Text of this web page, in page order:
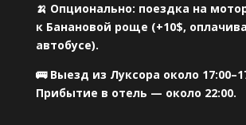
🍌 Опционально: поездка на
к Банановой роще (+10$,
автобусе).
🚌 Выезд из Луксора около
Прибытие в отель — около 22:00.